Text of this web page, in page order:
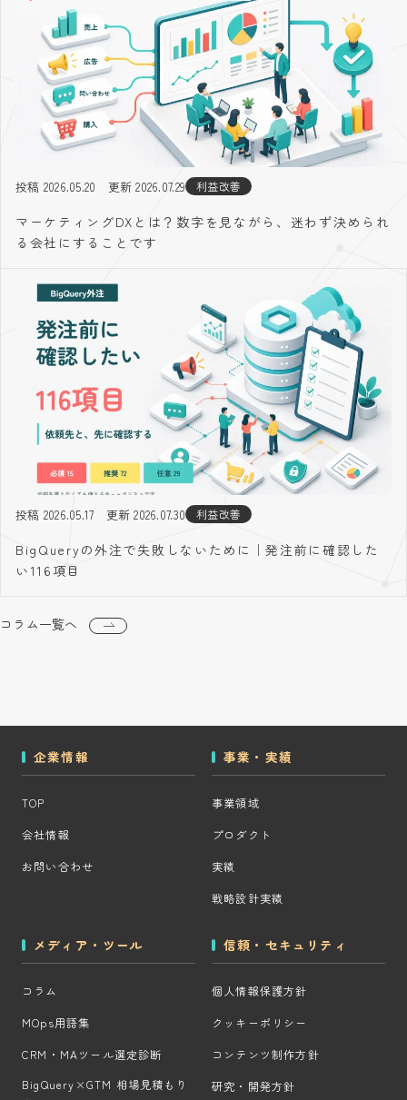
投稿 2026.05.20 更新 2026.07.29 利益改善
マーケティングDXとは？数字を見ながら、迷わず決められ
る会社にすることです
投稿 2026.05.17 更新 2026.07.30 利益改善
BigQueryの外注で失敗しないために｜発注前に確認した
い116項目
コラム一覧へ
企業情報
TOP
会社情報
お問い合わせ
事業・実績
事業領域
プロダクト
実績
戦略設計実績
メディア・ツール
コラム
MOps用語集
CRM・MAツール選定診断
BigQuery×GTM 相場見積もり
信頼・セキュリティ
個人情報保護方針
クッキーポリシー
コンテンツ制作方針
研究・開発方針